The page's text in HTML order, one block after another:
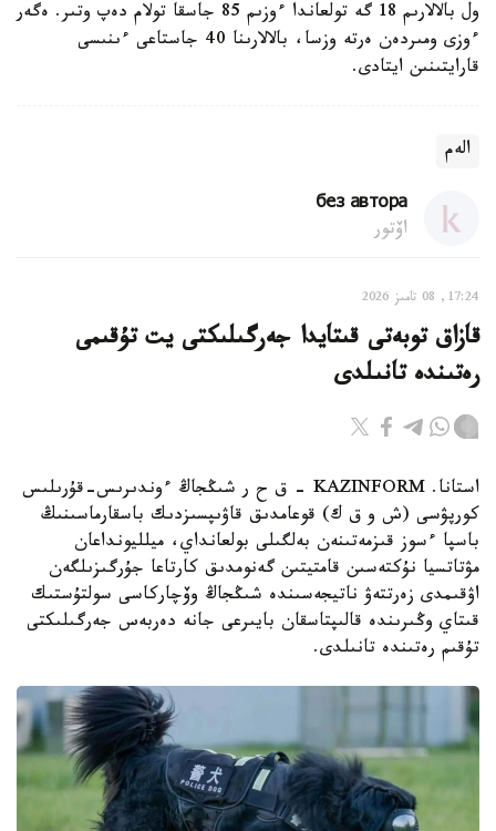
ول بالالارىم 18 گە تولعاندا ءوزىم 85 جاسقا تولام دەپ وتىر. ەگەر
ءوزى ومىردەن ەرتە وزسا، بالالارىنا 40 جاستاعى ءىنىسى
قارايتىنىن ايتادى.
الەم
без автора
اۆتور
17:24, 08 تامىز 2026
قازاق توبەتى قىتايدا جەرگىلىكتى يت تۇقىمى
رەتىندە تانىلدى
استانا. KAZINFORM – ق ح ر شىڭجاڭ ءوندىرىس-قۇرىلىس
كورپۋسى (ش و ق ك) قوعامدىق قاۋىپسىزدىك باسقارماسىنىڭ
باسپا ءسوز قىزمەتىنەن بەلگىلى بولعانداي، ميلليونداعان
مۋتاتسيا نۇكتەسىن قامتيتىن گەنومدىق كارتاعا جۇرگىزىلگەن
اۋقىمدى زەرتتەۋ ناتيجەسىندە شىڭجاڭ وۆچاركاسى سولتۇستىك
قىتاي وڭىرىندە قالىپتاسقان بايىرعى جانە دەربەس جەرگىلىكتى
تۇقىم رەتىندە تانىلدى.